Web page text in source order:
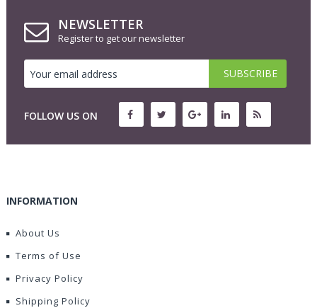
NEWSLETTER
Register to get our newsletter
FOLLOW US ON
INFORMATION
About Us
Terms of Use
Privacy Policy
Shipping Policy